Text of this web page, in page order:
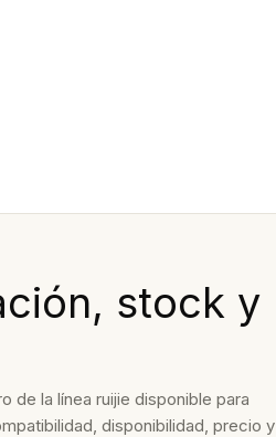
stock y
de la línea ruijie disponible para
disponibilidad, precio y